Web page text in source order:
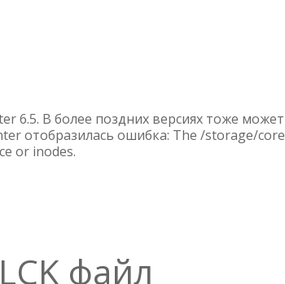
6.5. В более поздних версиях тоже может
отобразилась ошибка: The /storage/core
or inodes.
файл